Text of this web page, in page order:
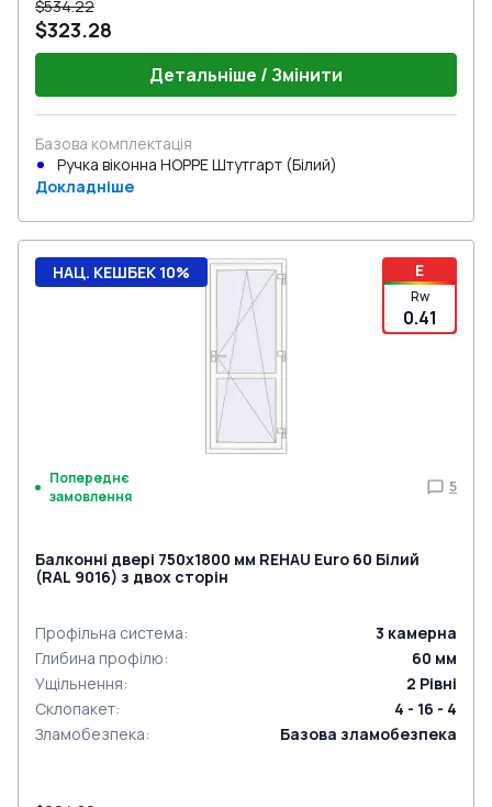
$534.22
$323.28
Детальніше / Змінити
Базова комплектація
Ручка віконна HOPPE Штутгарт (Білий)
Докладніше
E
Rw
0.41
НАЦ. КЕШБЕК 10%
Попереднє
замовлення
5
Балконні двері 750x1800 мм REHAU Euro 60 Білий
(RAL 9016) з двох сторін
Профільна система: 3 камерна
Глибина профілю: 60 мм
Ущільнення: 2 Рівні
Склопакет:
4 - 16 - 4
Зламобезпека: Базова зламобезпека